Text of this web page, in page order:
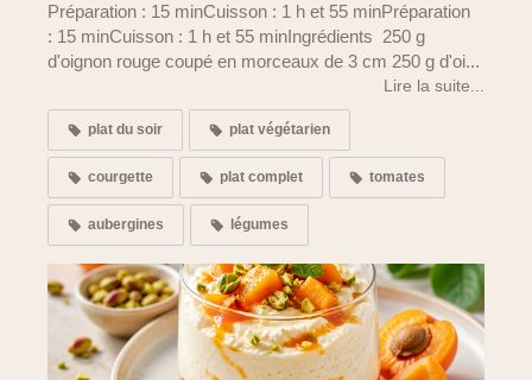
Préparation : 15 minCuisson : 1 h et 55 minPréparation
: 15 minCuisson : 1 h et 55 minIngrédients 250 g
d'oignon rouge coupé en morceaux de 3 cm 250 g d'oi...
Lire la suite...
plat du soir plat végétarien
courgette plat complet tomates
aubergines légumes